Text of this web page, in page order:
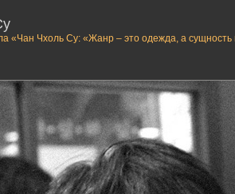
«Чан Чхоль Су: «Жанр – это одежда, а сущность